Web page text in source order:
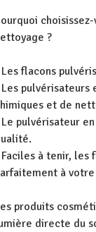
?
flacons
pulvérisateurs
et de
pulvérisateur
à tenir, les
à votre
produits
directe du